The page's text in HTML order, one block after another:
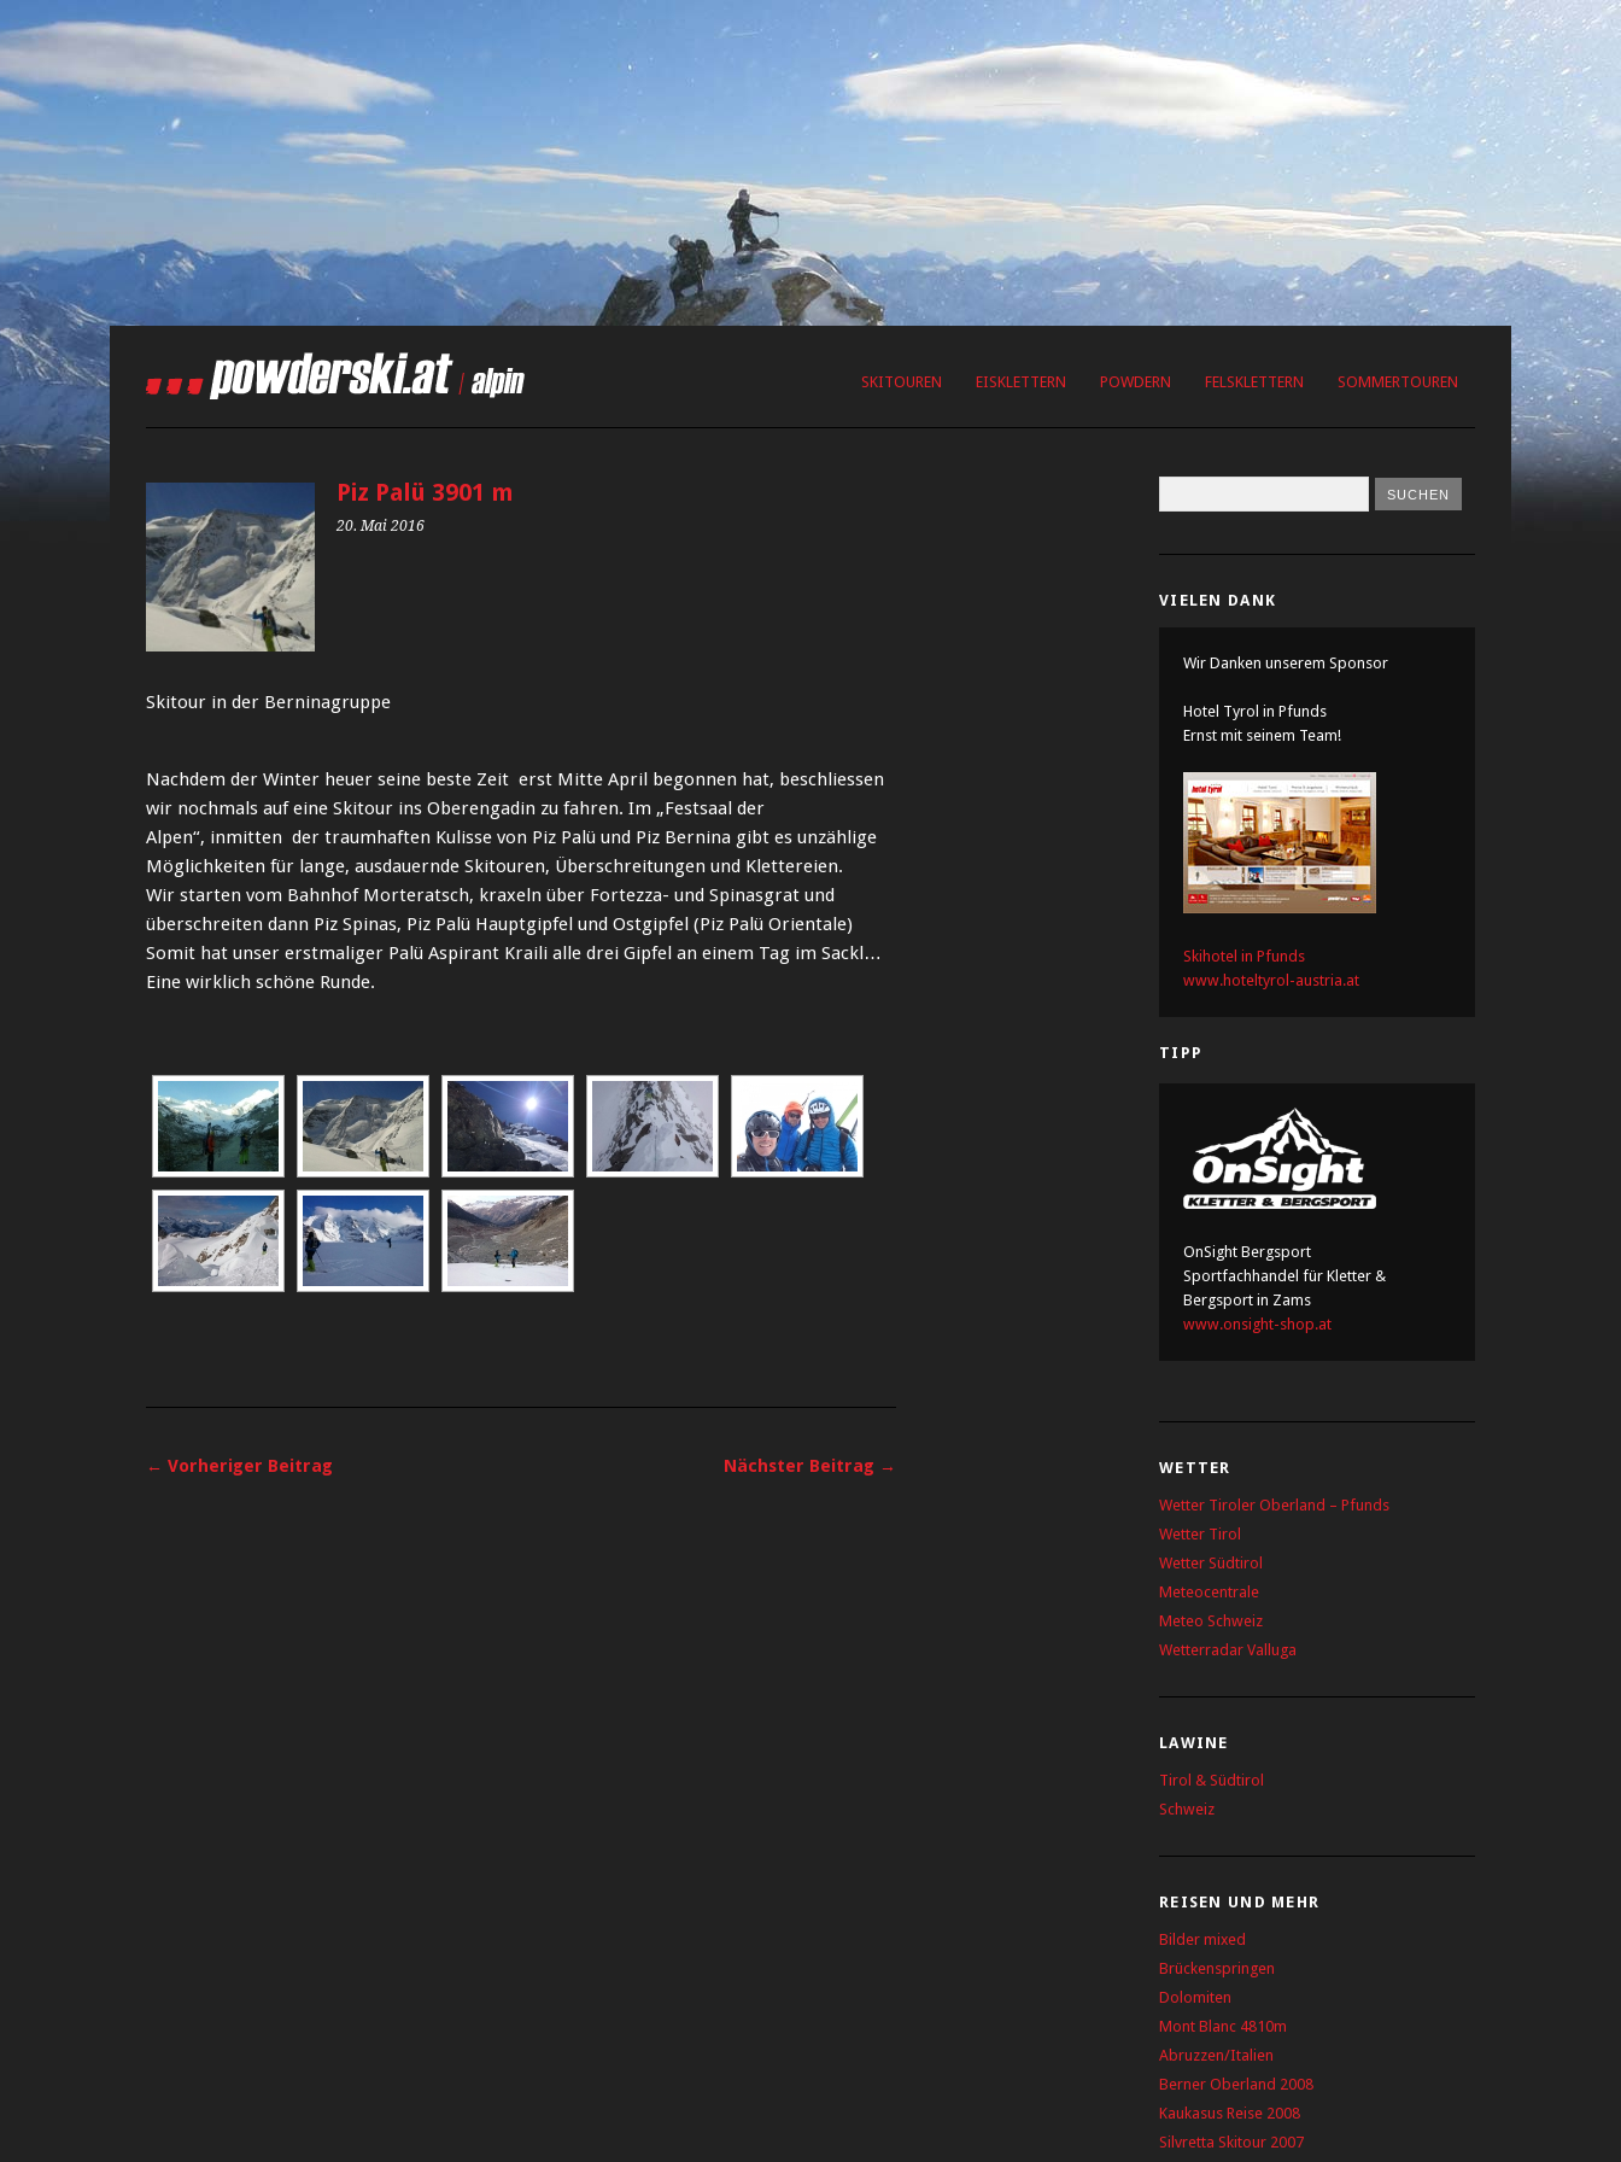
SKITOUREN EISKLETTERN POWDERN FELSKLETTERN SOMMERTOUREN
Piz Palü 3901 m
20. Mai 2016
Skitour in der Berninagruppe
Nachdem der Winter heuer seine beste Zeit erst Mitte April begonnen hat, beschliessen
wir nochmals auf eine Skitour ins Oberengadin zu fahren. Im „Festsaal der
Alpen“, inmitten der traumhaften Kulisse von Piz Palü und Piz Bernina gibt es unzählige
Möglichkeiten für lange, ausdauernde Skitouren, Überschreitungen und Klettereien.
Wir starten vom Bahnhof Morteratsch, kraxeln über Fortezza- und Spinasgrat und
überschreiten dann Piz Spinas, Piz Palü Hauptgipfel und Ostgipfel (Piz Palü Orientale)
Somit hat unser erstmaliger Palü Aspirant Kraili alle drei Gipfel an einem Tag im Sackl…
Eine wirklich schöne Runde.
← Vorheriger Beitrag Nächster Beitrag →
VIELEN DANK
Wir Danken unserem Sponsor
Hotel Tyrol in Pfunds
Ernst mit seinem Team!
Skihotel in Pfunds
www.hoteltyrol-austria.at
TIPP
OnSight Bergsport
Sportfachhandel für Kletter &
Bergsport in Zams
www.onsight-shop.at
WETTER
Wetter Tiroler Oberland – Pfunds
Wetter Tirol
Wetter Südtirol
Meteocentrale
Meteo Schweiz
Wetterradar Valluga
LAWINE
Tirol & Südtirol
Schweiz
REISEN UND MEHR
Bilder mixed
Brückenspringen
Dolomiten
Mont Blanc 4810m
Abruzzen/Italien
Berner Oberland 2008
Kaukasus Reise 2008
Silvretta Skitour 2007